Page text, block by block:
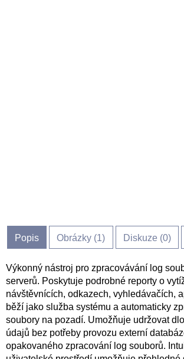
Popis Obrázky (1) Diskuze (0)
Výkonný nástroj pro zpracovávání log
serverů. Poskytuje podrobné reporty o
návštěvnících, odkazech, vyhledávačích,
běží jako služba systému a automaticky
soubory na pozadí. Umožňuje udržovat
údajů bez potřeby provozu externí
opakovaného zpracování log souborů.